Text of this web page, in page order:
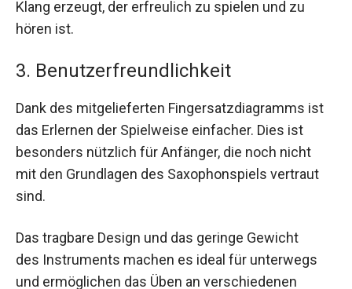
Klang erzeugt, der erfreulich zu spielen und zu
hören ist.
3. Benutzerfreundlichkeit
Dank des mitgelieferten Fingersatzdiagramms ist
das Erlernen der Spielweise einfacher. Dies ist
besonders nützlich für Anfänger, die noch nicht
mit den Grundlagen des Saxophonspiels vertraut
sind.
Das tragbare Design und das geringe Gewicht
des Instruments machen es ideal für unterwegs
und ermöglichen das Üben an verschiedenen